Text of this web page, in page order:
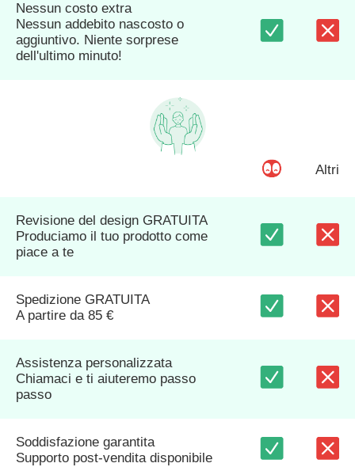
Nessun costo extra
Nessun addebito nascosto o
aggiuntivo. Niente sorprese
dell'ultimo minuto!
Altri
Revisione del design GRATUITA
Produciamo il tuo prodotto come
piace a te
Spedizione GRATUITA
A partire da 85 €
Assistenza personalizzata
Chiamaci e ti aiuteremo passo
passo
Soddisfazione garantita
Supporto post-vendita disponibile